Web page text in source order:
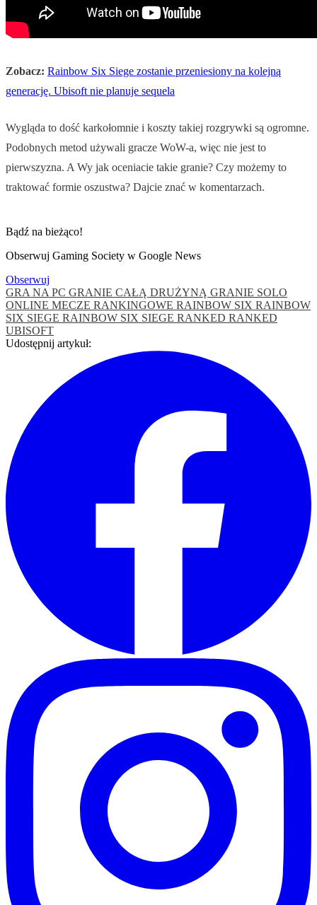
Zobacz: Rainbow Six Siege zostanie przeniesiony na kolejną
generację. Ubisoft nie planuje sequela
Wygląda to dość karkołomnie i koszty takiej rozgrywki są ogromne.
Podobnych metod używali gracze WoW-a, więc nie jest to
pierwszyzna. A Wy jak oceniacie takie granie? Czy możemy to
traktować formie oszustwa? Dajcie znać w komentarzach.
Bądź na bieżąco!
Obserwuj Gaming Society w Google News
Obserwuj
GRA NA PC GRANIE CAŁĄ DRUŻYNĄ GRANIE SOLO
ONLINE MECZE RANKINGOWE RAINBOW SIX RAINBOW
SIX SIEGE RAINBOW SIX SIEGE RANKED RANKED
UBISOFT
Udostępnij artykuł: